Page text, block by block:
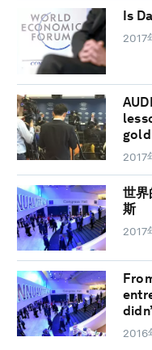
Is
2017
gold
2017
世
斯
2017
2016